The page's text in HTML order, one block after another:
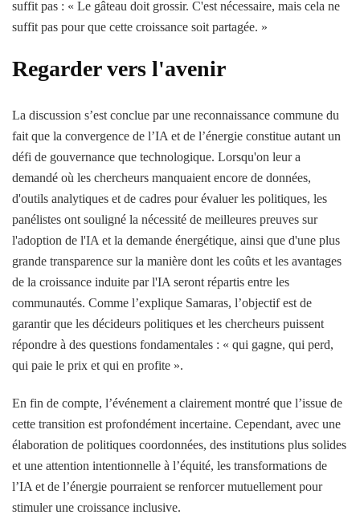
suffit pas : « Le gâteau doit grossir. C'est nécessaire, mais cela ne
suffit pas pour que cette croissance soit partagée. »
Regarder vers l'avenir
La discussion s’est conclue par une reconnaissance commune du
fait que la convergence de l’IA et de l’énergie constitue autant un
défi de gouvernance que technologique. Lorsqu'on leur a
demandé où les chercheurs manquaient encore de données,
d'outils analytiques et de cadres pour évaluer les politiques, les
panélistes ont souligné la nécessité de meilleures preuves sur
l'adoption de l'IA et la demande énergétique, ainsi que d'une plus
grande transparence sur la manière dont les coûts et les avantages
de la croissance induite par l'IA seront répartis entre les
communautés. Comme l’explique Samaras, l’objectif est de
garantir que les décideurs politiques et les chercheurs puissent
répondre à des questions fondamentales : « qui gagne, qui perd,
qui paie le prix et qui en profite ».
En fin de compte, l’événement a clairement montré que l’issue de
cette transition est profondément incertaine. Cependant, avec une
élaboration de politiques coordonnées, des institutions plus solides
et une attention intentionnelle à l’équité, les transformations de
l’IA et de l’énergie pourraient se renforcer mutuellement pour
stimuler une croissance inclusive.